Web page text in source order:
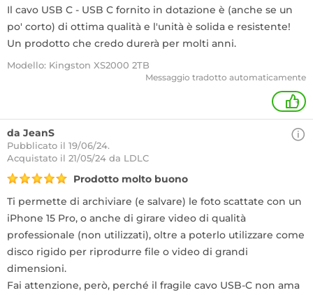
Il cavo USB C - USB C fornito in dotazione è (anche se un
po' corto) di ottima qualità e l'unità è solida e resistente!
Un prodotto che credo durerà per molti anni.
Modello: Kingston XS2000 2TB
Messaggio tradotto automaticamente
+
da JeanS
Pubblicato il 19/06/24.
Acquistato il 21/05/24 da LDLC
Prodotto molto buono
Ti permette di archiviare (e salvare) le foto scattate con un
iPhone 15 Pro, o anche di girare video di qualità
professionale (non utilizzati), oltre a poterlo utilizzare come
disco rigido per riprodurre file o video di grandi
dimensioni.
Fai attenzione, però, perché il fragile cavo USB-C non ama